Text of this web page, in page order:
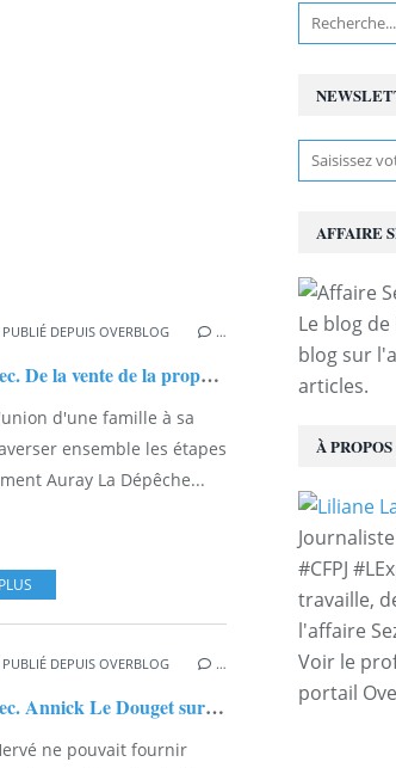
PUBLIÉ DEPUIS OVERBLOG …
Affaire Seznec. De la vente de la propriété Quémeneur de Traou-Nez....
d'une famille à sa
ensemble les étapes
Auray La Dépêche...
, TRAOU NEZ
PUBLIÉ DEPUIS OVERBLOG …
Affaire Seznec. Annick Le Douget sur et autour de la piste de Plourivo…
ne pouvait fournir
AFFAIRE
Le blog
blog sur
articles.
À PROPOS
#CFPJ
travaille,
l'affaire
Voir le
portail